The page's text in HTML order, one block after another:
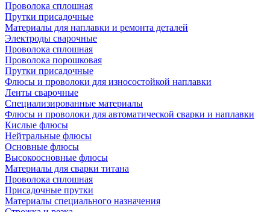
Проволока сплошная
Прутки присадочные
Материалы для наплавки и ремонта деталей
Электроды сварочные
Проволока сплошная
Проволока порошковая
Прутки присадочные
Флюсы и проволоки для износостойкой наплавки
Ленты сварочные
Специализированные материалы
Флюсы и проволоки для автоматической сварки и наплавки
Кислые флюсы
Нейтральные флюсы
Основные флюсы
Высокоосновные флюсы
Материалы для сварки титана
Проволока сплошная
Присадочные прутки
Материалы специального назначения